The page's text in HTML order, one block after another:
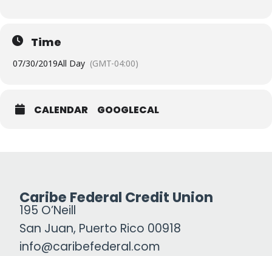
Time
07/30/2019All Day (GMT-04:00)
CALENDAR GOOGLECAL
Caribe Federal Credit Union
195 O’Neill
San Juan, Puerto Rico 00918
info@caribefederal.com